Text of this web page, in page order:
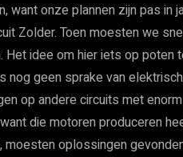
onze plannen zijn pas in
Zolder. Toen moesten we
idee om hier iets op poten
geen sprake van
op andere circuits met
die motoren produceren
moesten oplossingen